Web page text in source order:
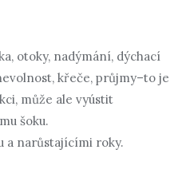
otoky, nadýmání, dýchací
křeče, průjmy–to je
může ale vyústit
šoku.
a narůstajícími roky.